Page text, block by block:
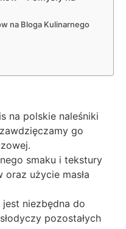
na Bloga Kulinarnego
na polskie naleśniki
go
smaku i tekstury
oraz użycie masła
jest niezbędna do
pozostałych